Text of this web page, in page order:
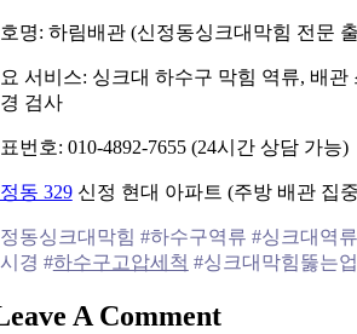
명: 하림배관 (신정동싱크대막힘 전문
서비스: 싱크대 하수구 막힘 역류, 배관
검사
번호: 010-4892-7655 (24시간 상담 가능)
동 329신정 현대 아파트 (주방 배관 집
동싱크대막힘 #하수구역류 #싱크대역
경 #하수구고압세척 #싱크대막힘뚫는
A Comment